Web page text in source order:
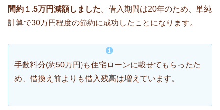
間約１.5万円減額しました。借入期間は20年のため、単純
計算で30万円程度の節約に成功したことになります。
手数料分(約50万円)も住宅ローンに載せてもらったた
め、借換え前よりも借入残高は増えています。